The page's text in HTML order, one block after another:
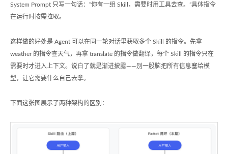
System Prompt 只写一句话：”你有一组 Skill，需要时用工具去查。”具体指令
在运行时按需拉取。
这样做的好处是 Agent 可以在同一轮对话里获取多个 Skill 的指令。先拿
weather 的指令查天气，再拿 translate 的指令做翻译，每个 Skill 的指令只在
需要时才进入上下文。说白了就是渐进披露——别一股脑把所有信息塞给模
型，让它需要什么自己去拿。
下面这张图展示了两种架构的区别：